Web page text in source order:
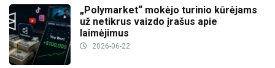
„Polymarket“ mokėjo turinio kūrėjams
už netikrus vaizdo įrašus apie
laimėjimus
2026-06-22